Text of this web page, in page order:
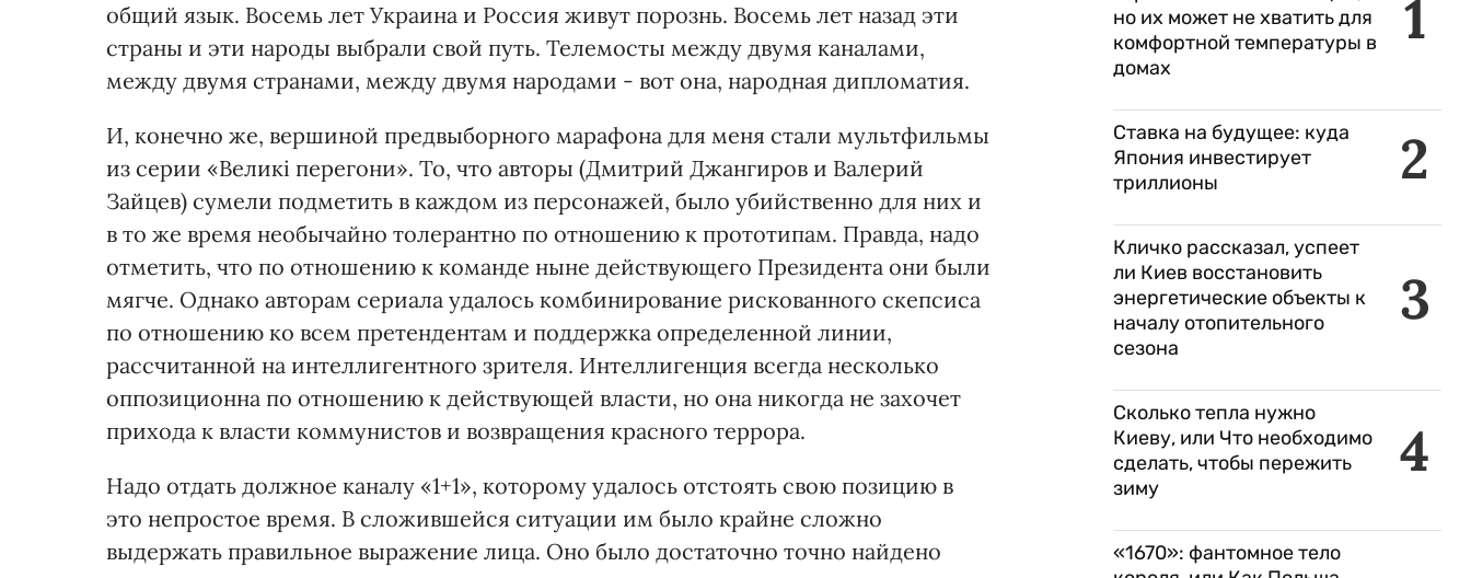
общий язык. Восемь лет Украина и Россия живут порознь. Восемь лет назад эти
страны и эти народы выбрали свой путь. Телемосты между двумя каналами,
между двумя странами, между двумя народами - вот она, народная дипломатия.
И, конечно же, вершиной предвыборного марафона для меня стали мультфильмы
из серии «Великі перегони». То, что авторы (Дмитрий Джангиров и Валерий
Зайцев) сумели подметить в каждом из персонажей, было убийственно для них и
в то же время необычайно толерантно по отношению к прототипам. Правда, надо
отметить, что по отношению к команде ныне действующего Президента они были
мягче. Однако авторам сериала удалось комбинирование рискованного скепсиса
по отношению ко всем претендентам и поддержка определенной линии,
рассчитанной на интеллигентного зрителя. Интеллигенция всегда несколько
оппозиционна по отношению к действующей власти, но она никогда не захочет
прихода к власти коммунистов и возвращения красного террора.
Надо отдать должное каналу «1+1», которому удалось отстоять свою позицию в
это непростое время. В сложившейся ситуации им было крайне сложно
выдержать правильное выражение лица. Оно было достаточно точно найдено
1
но их может не хватить для
комфортной температуры в
домах
2
Ставка на будущее: куда
Япония инвестирует
триллионы
3
Кличко рассказал, успеет
ли Киев восстановить
энергетические объекты к
началу отопительного
сезона
4
Сколько тепла нужно
Киеву, или Что необходимо
сделать, чтобы пережить
зиму
«1670»: фантомное тело